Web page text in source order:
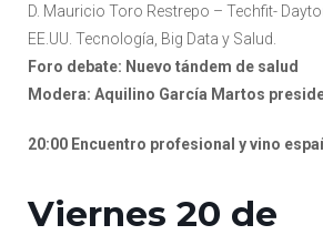
D. Mauricio Toro Restrepo – Techfit-
EE.UU. Tecnología, Big Data y Salud.
Foro debate: Nuevo tándem de salud
Modera: Aquilino García Martos
20:00 Encuentro profesional y vino
Viernes 20 de